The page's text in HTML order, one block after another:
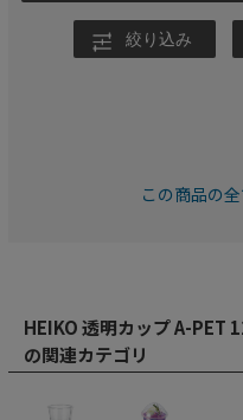
絞り込み
この商品の
HEIKO 透明カップ A-PET
の関連カテゴリ